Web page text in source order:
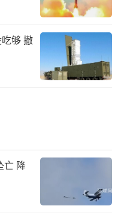
动中抨击北约要求
占GDP的5%，称其
孔特表示，若这一
约成员国每一年就
他期望的“胜利巡
应独自承担安全责
取得突破，但实际
够 撤
亡 降